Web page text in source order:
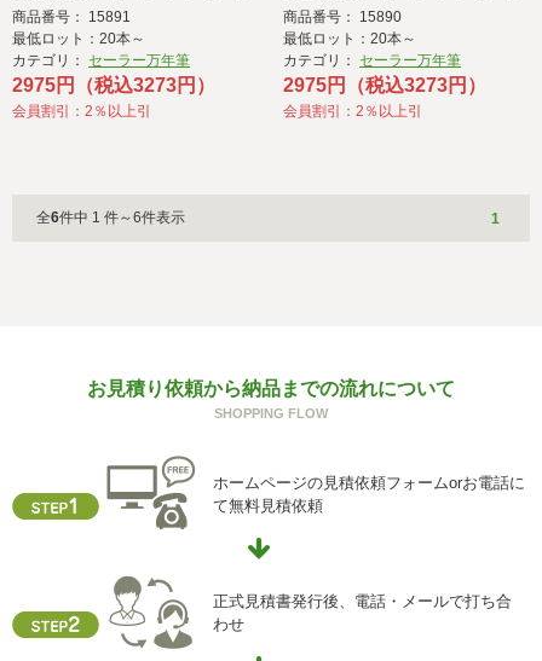
シル）
商品番号： 15891
最低ロット：20本～
カテゴリ： セーラー万年筆
2975円（税込3273円）
会員割引：2％以上引
シル）
商品番号： 15890
最低ロット：20本～
カテゴリ： セーラー万年筆
2975円（税込3273円）
会員割引：2％以上引
全6件中 1 件～6件表示 1
お見積り依頼から納品までの流れについて
SHOPPING FLOW
ホームページの見積依頼フォームorお電話に
て無料見積依頼
正式見積書発行後、電話・メールで打ち合
わせ